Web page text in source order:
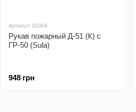
Артикул: 61004
Рукав пожарный Д-51 (К) с
ГР-50 (Sula)
948 грн